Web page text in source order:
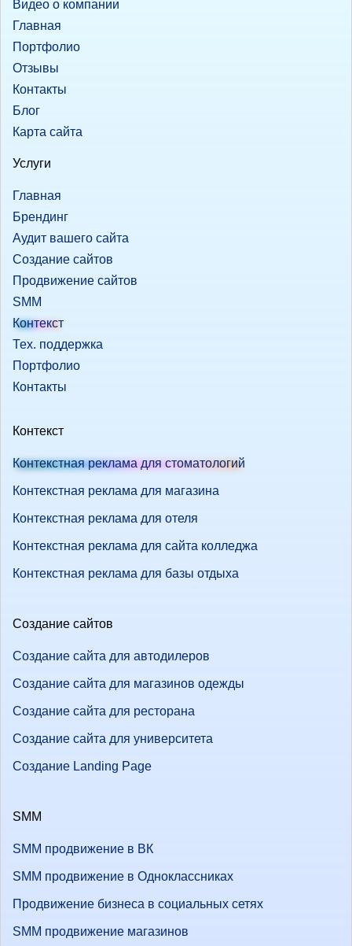
Видео о компании
Главная
Портфолио
Отзывы
Контакты
Блог
Карта сайта
Услуги
Главная
Брендинг
Аудит вашего сайта
Создание сайтов
Продвижение сайтов
SMM
Контекст
Тех. поддержка
Портфолио
Контакты
Контекст
Контекстная реклама для стоматологий
Контекстная реклама для магазина
Контекстная реклама для отеля
Контекстная реклама для сайта колледжа
Контекстная реклама для базы отдыха
Создание сайтов
Создание сайта для автодилеров
Создание сайта для магазинов одежды
Создание сайта для ресторана
Создание сайта для университета
Создание Landing Page
SMM
SMM продвижение в ВК
SMM продвижение в Одноклассниках
Продвижение бизнеса в социальных сетях
SMM продвижение магазинов